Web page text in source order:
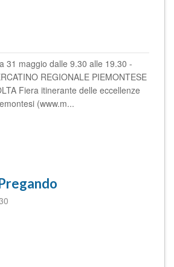
31 maggio dalle 9.30 alle 19.30 -
REGIONALE PIEMONTESE
Fiera itinerante delle eccellenze
(www.m...